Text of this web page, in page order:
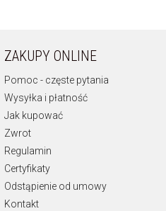
ZAKUPY ONLINE
Pomoc - częste pytania
Wysyłka i płatność
Jak kupować
Zwrot
Regulamin
Certyfikaty
Odstąpienie od umowy
Kontakt